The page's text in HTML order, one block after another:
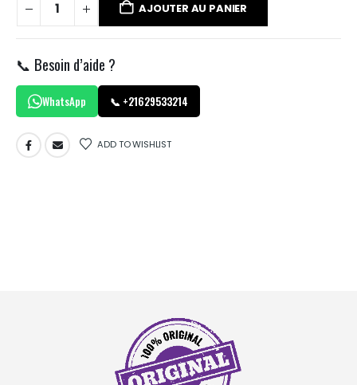
AJOUTER AU PANIER
📞 Besoin d’aide ?
WhatsApp 📞 +21629533214
ADD TO WISHLIST